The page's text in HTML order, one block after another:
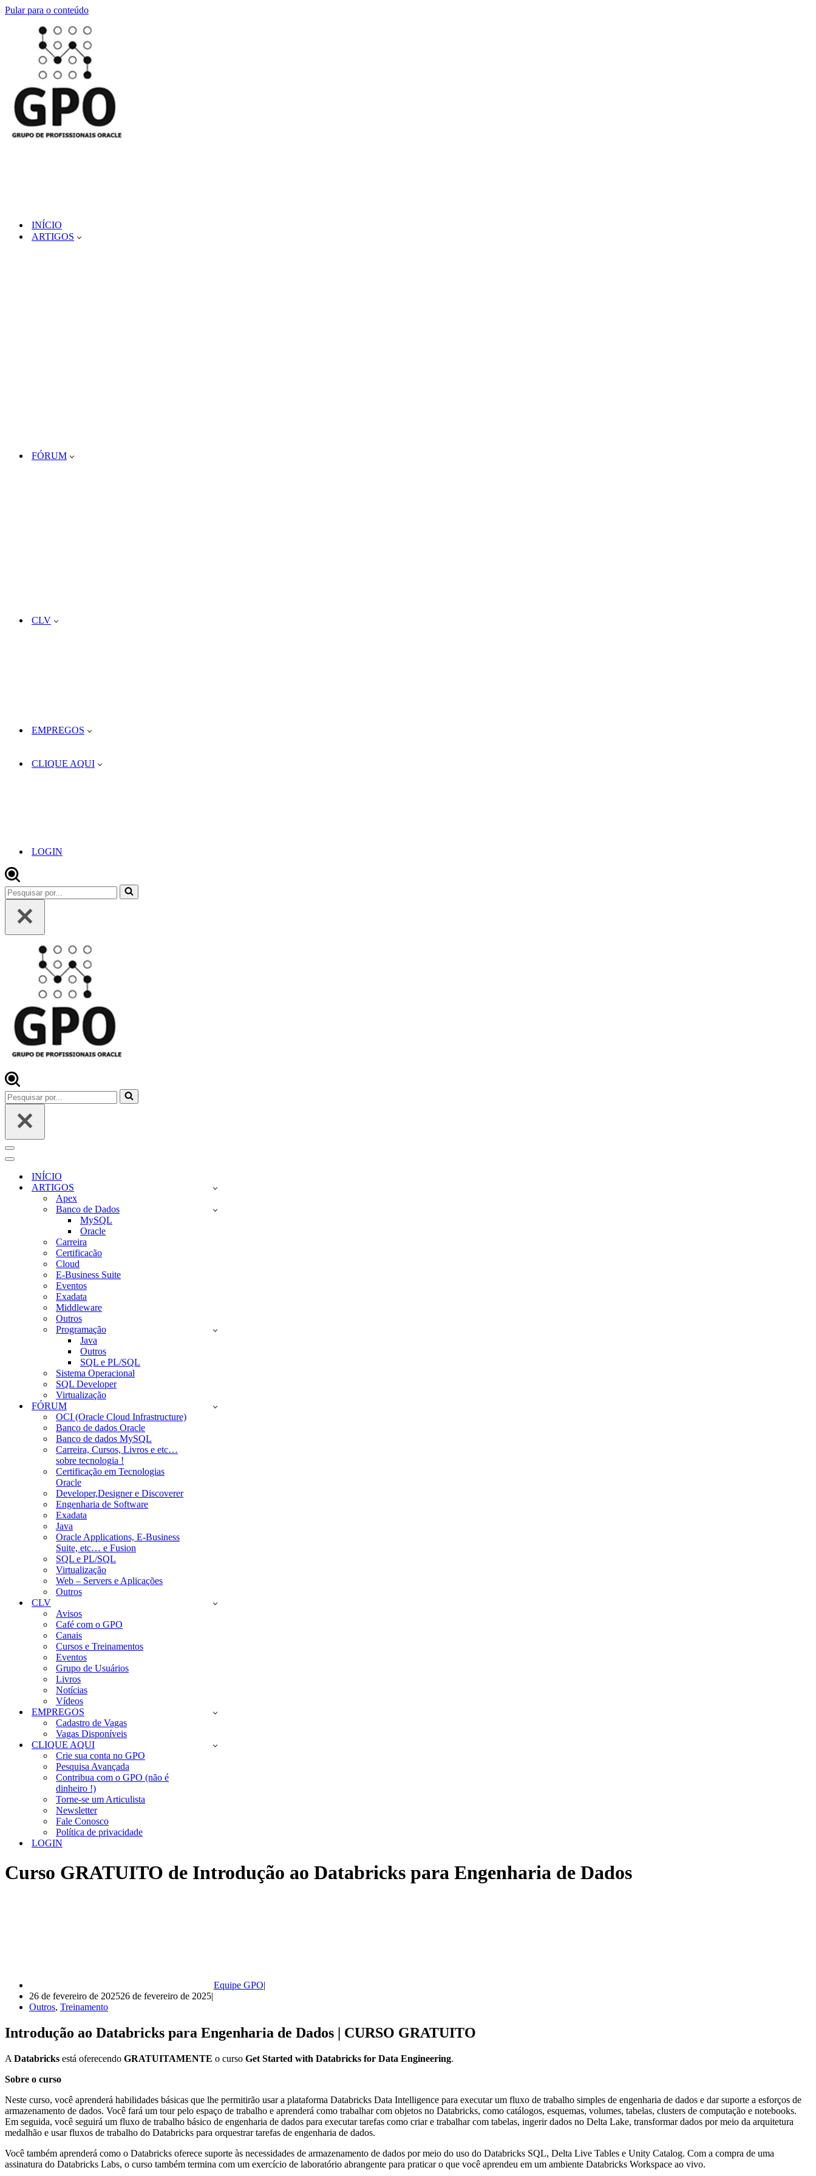
Pular para o conteúdo
INÍCIO
ARTIGOS
FÓRUM
CLV
EMPREGOS
CLIQUE AQUI
LOGIN
Pesquisar
por...
Pesquisar
por...
Menu
de
navegação
Menu
navegaçãoINÍCIO
ARTIGOS
Apex
Banco de Dados
MySQL
Oracle
Carreira
Certificacão
Cloud
E-Business Suite
Eventos
Exadata
Middleware
Outros
Programação
Java
Outros
SQL e PL/SQL
Sistema Operacional
SQL Developer
Virtualização
FÓRUM
OCI (Oracle Cloud Infrastructure)
Banco de dados Oracle
Banco de dados MySQL
Carreira, Cursos, Livros e etc…
sobre tecnologia !
Certificação em Tecnologias
Oracle
Developer,Designer e Discoverer
Engenharia de Software
Exadata
Java
Oracle Applications, E-Business
Suite, etc… e Fusion
SQL e PL/SQL
Virtualização
Web – Servers e Aplicações
Outros
CLV
Avisos
Café com o GPO
Canais
Cursos e Treinamentos
Eventos
Grupo de Usuários
Livros
Notícias
Vídeos
EMPREGOS
Cadastro de Vagas
Vagas Disponíveis
CLIQUE AQUI
Crie sua conta no GPO
Pesquisa Avançada
Contribua com o GPO (não é
dinheiro !)
Torne-se um Articulista
Newsletter
Fale Conosco
Política de privacidade
LOGIN
Curso GRATUITO de Introdução ao Databricks para Engenharia de Dados
Equipe GPO
26 de fevereiro de 202526 de fevereiro de 2025
Outros, Treinamento
Introdução ao Databricks para Engenharia de Dados | CURSO GRATUITO
A Databricks está oferecendo GRATUITAMENTE o curso Get Started with Databricks for Data Engineering.
Sobre o curso
Neste curso, você aprenderá habilidades básicas que lhe permitirão usar a plataforma Databricks Data Intelligence para executar um fluxo de trabalho simples de engenharia de dados e dar suporte a esforços de
armazenamento de dados. Você fará um tour pelo espaço de trabalho e aprenderá como trabalhar com objetos no Databricks, como catálogos, esquemas, volumes, tabelas, clusters de computação e notebooks.
Em seguida, você seguirá um fluxo de trabalho básico de engenharia de dados para executar tarefas como criar e trabalhar com tabelas, ingerir dados no Delta Lake, transformar dados por meio da arquitetura
medalhão e usar fluxos de trabalho do Databricks para orquestrar tarefas de engenharia de dados.
Você também aprenderá como o Databricks oferece suporte às necessidades de armazenamento de dados por meio do uso do Databricks SQL, Delta Live Tables e Unity Catalog. Com a compra de uma
assinatura do Databricks Labs, o curso também termina com um exercício de laboratório abrangente para praticar o que você aprendeu em um ambiente Databricks Workspace ao vivo.